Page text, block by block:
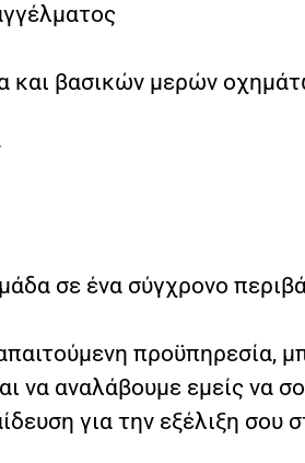
και βασικών μερών
σε ένα σύγχρονο
προϋπηρεσία,
να αναλάβουμε εμείς να
για την εξέλιξη σου